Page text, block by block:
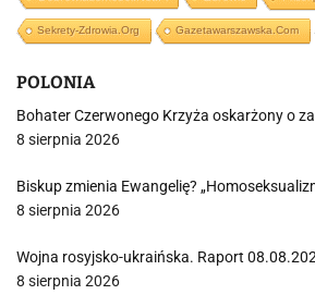
Sekrety-Zdrowia.org Gazetawarszawska.com
POLONIA
Bohater Czerwonego Krzyża oskarżony o
8 sierpnia 2026
Biskup zmienia Ewangelię?
8 sierpnia 2026
Wojna rosyjsko-ukraińska. Raport
8 sierpnia 2026